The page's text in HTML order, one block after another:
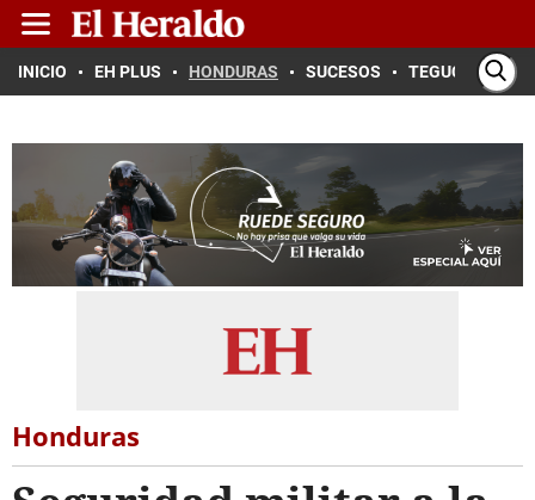
INICIO EH PLUS HONDURAS SUCESOS TEGUCIGALPA
Honduras